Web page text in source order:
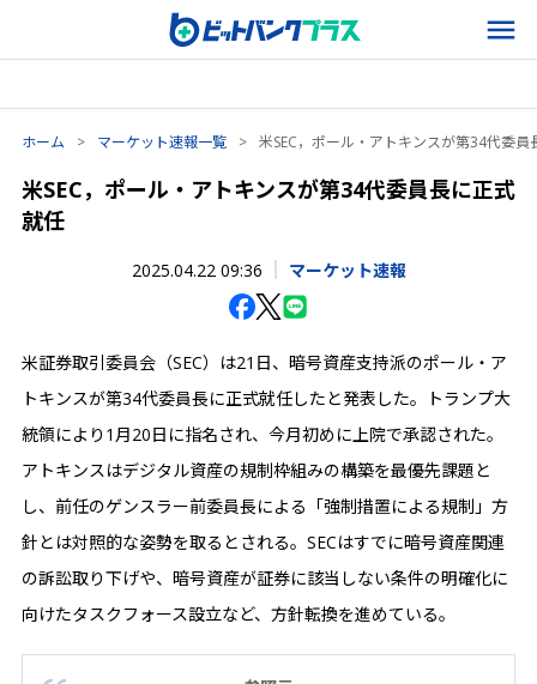
ホーム > マーケット速報一覧 > 米SEC，ポール・アトキンスが第34代委員
米SEC，ポール・アトキンスが第34代委員長に正式
就任
2025.04.22 09:36 マーケット速報
米証券取引委員会（SEC）は21日、暗号資産支持派のポール・ア
トキンスが第34代委員長に正式就任したと発表した。トランプ大
統領により1月20日に指名され、今月初めに上院で承認された。
アトキンスはデジタル資産の規制枠組みの構築を最優先課題と
し、前任のゲンスラー前委員長による「強制措置による規制」方
針とは対照的な姿勢を取るとされる。SECはすでに暗号資産関連
の訴訟取り下げや、暗号資産が証券に該当しない条件の明確化に
向けたタスクフォース設立など、方針転換を進めている。